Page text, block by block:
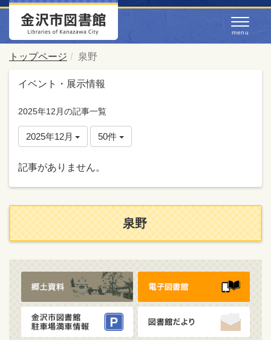
トップページ 泉野
イベント・展示情報
2025年12月の記事一覧
2025年12月 50件
記事がありません。
泉野